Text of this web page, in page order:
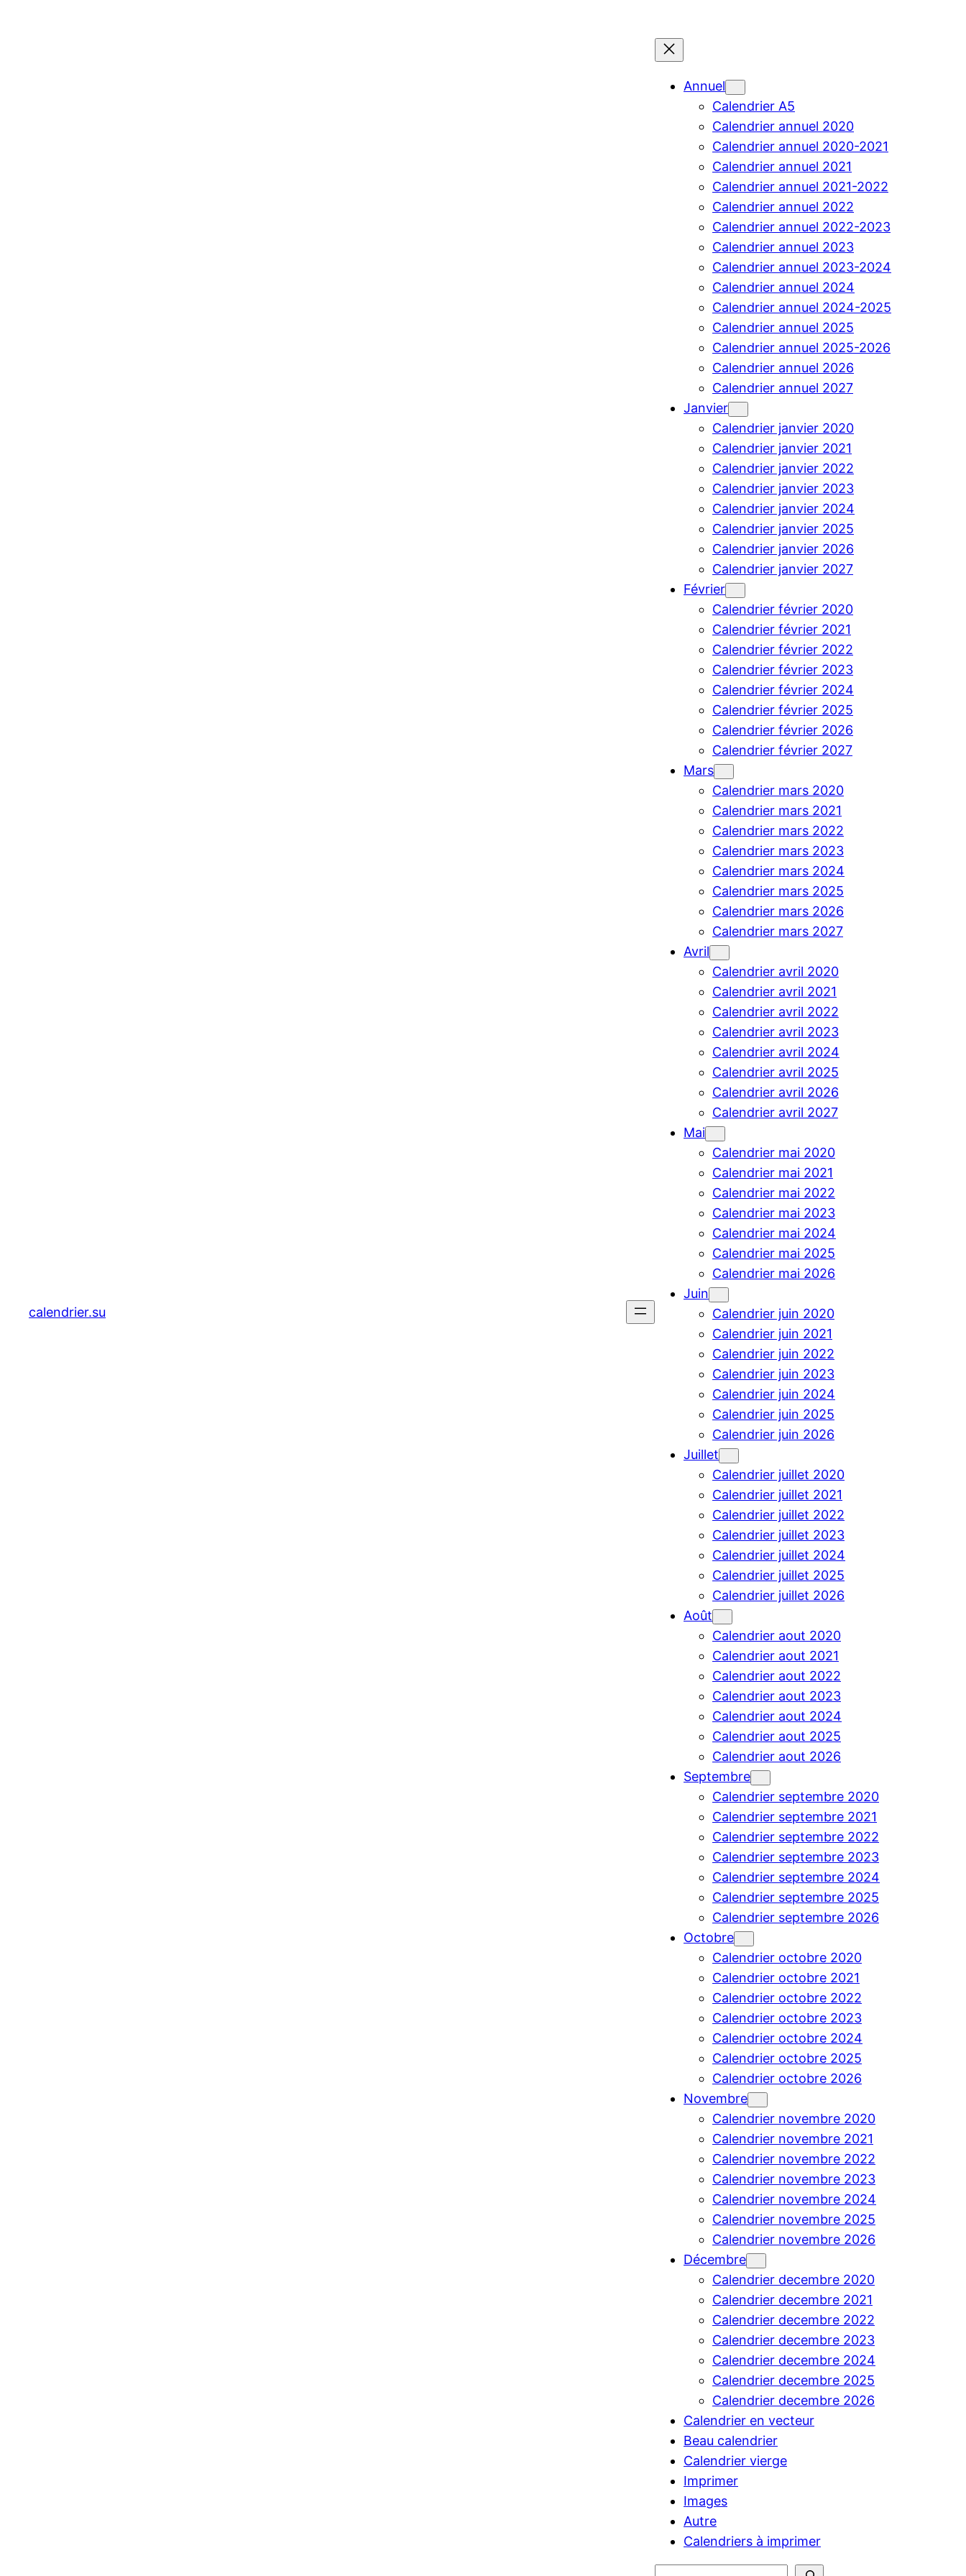
calendrier.su
Annuel
Calendrier A5
Calendrier annuel 2020
Calendrier annuel 2020-2021
Calendrier annuel 2021
Calendrier annuel 2021-2022
Calendrier annuel 2022
Calendrier annuel 2022-2023
Calendrier annuel 2023
Calendrier annuel 2023-2024
Calendrier annuel 2024
Calendrier annuel 2024-2025
Calendrier annuel 2025
Calendrier annuel 2025-2026
Calendrier annuel 2026
Calendrier annuel 2027
Janvier
Calendrier janvier 2020
Calendrier janvier 2021
Calendrier janvier 2022
Calendrier janvier 2023
Calendrier janvier 2024
Calendrier janvier 2025
Calendrier janvier 2026
Calendrier janvier 2027
Février
Calendrier février 2020
Calendrier février 2021
Calendrier février 2022
Calendrier février 2023
Calendrier février 2024
Calendrier février 2025
Calendrier février 2026
Calendrier février 2027
Mars
Calendrier mars 2020
Calendrier mars 2021
Calendrier mars 2022
Calendrier mars 2023
Calendrier mars 2024
Calendrier mars 2025
Calendrier mars 2026
Calendrier mars 2027
Avril
Calendrier avril 2020
Calendrier avril 2021
Calendrier avril 2022
Calendrier avril 2023
Calendrier avril 2024
Calendrier avril 2025
Calendrier avril 2026
Calendrier avril 2027
Mai
Calendrier mai 2020
Calendrier mai 2021
Calendrier mai 2022
Calendrier mai 2023
Calendrier mai 2024
Calendrier mai 2025
Calendrier mai 2026
Juin
Calendrier juin 2020
Calendrier juin 2021
Calendrier juin 2022
Calendrier juin 2023
Calendrier juin 2024
Calendrier juin 2025
Calendrier juin 2026
Juillet
Calendrier juillet 2020
Calendrier juillet 2021
Calendrier juillet 2022
Calendrier juillet 2023
Calendrier juillet 2024
Calendrier juillet 2025
Calendrier juillet 2026
Août
Calendrier aout 2020
Calendrier aout 2021
Calendrier aout 2022
Calendrier aout 2023
Calendrier aout 2024
Calendrier aout 2025
Calendrier aout 2026
Septembre
Calendrier septembre 2020
Calendrier septembre 2021
Calendrier septembre 2022
Calendrier septembre 2023
Calendrier septembre 2024
Calendrier septembre 2025
Calendrier septembre 2026
Octobre
Calendrier octobre 2020
Calendrier octobre 2021
Calendrier octobre 2022
Calendrier octobre 2023
Calendrier octobre 2024
Calendrier octobre 2025
Calendrier octobre 2026
Novembre
Calendrier novembre 2020
Calendrier novembre 2021
Calendrier novembre 2022
Calendrier novembre 2023
Calendrier novembre 2024
Calendrier novembre 2025
Calendrier novembre 2026
Décembre
Calendrier decembre 2020
Calendrier decembre 2021
Calendrier decembre 2022
Calendrier decembre 2023
Calendrier decembre 2024
Calendrier decembre 2025
Calendrier decembre 2026
Calendrier en vecteur
Beau calendrier
Calendrier vierge
Imprimer
Images
Autre
Calendriers à imprimer